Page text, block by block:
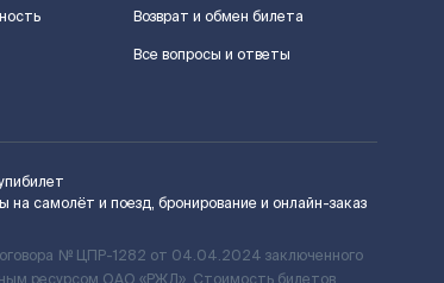
Возврат и обмен билета
Все вопросы и ответы
на самолёт и поезд, бронирование и онлайн-заказ
№ ЦПР-1282 от 04.04.2024 заключенного